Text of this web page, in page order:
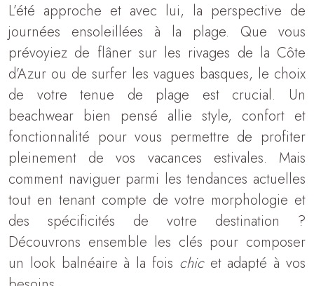
L’été approche et avec lui, la perspective de
journées ensoleillées à la plage. Que vous
prévoyiez de flâner sur les rivages de la Côte
d’Azur ou de surfer les vagues basques, le choix
de votre tenue de plage est crucial. Un
beachwear bien pensé allie style, confort et
fonctionnalité pour vous permettre de profiter
pleinement de vos vacances estivales. Mais
comment naviguer parmi les tendances actuelles
tout en tenant compte de votre morphologie et
des spécificités de votre destination ?
Découvrons ensemble les clés pour composer
un look balnéaire à la fois chic et adapté à vos